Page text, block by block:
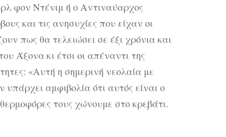
φον Ντένιμ ή ο Αντιναύαρχος
και τις ανησυχίες που είχαν οι
πως θα τελειώσει σε έξι χρόνια και
Άξονα κι έτσι οι απέναντι της
«Αυτή η σημερινή νεολαία με
αμφιβολία ότι αυτός είναι ο
τους χώνουμε στο κρεβάτι.